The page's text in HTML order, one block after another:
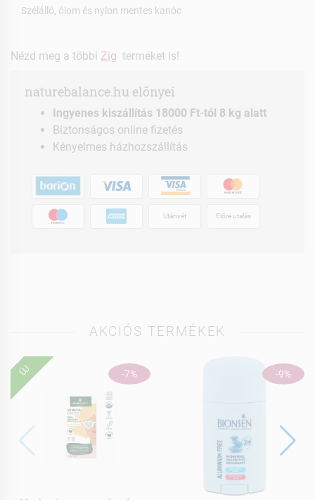
Szélálló, ólom és nylon mentes kanóc
Nézd meg a többi Zig terméket is!
naturebalance.hu előnyei
Ingyenes kiszállítás 18000 Ft-tól 8 kg alatt
Biztonságos online fizetés
Kényelmes házhozszállítás
Utánvét Előre utalás
AKCIÓS TERMÉKEK
-7%
ÚJ -9%